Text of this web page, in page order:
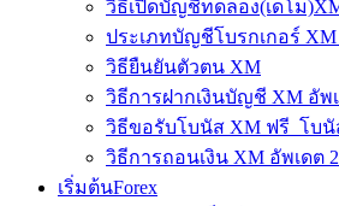
วิธีเปิดบัญชีทดลอง(เดโม
ประเภทบัญชีโบรกเกอร์ XM
วิธียืนยันตัวตน XM
วิธีการฝากเงินบัญชี XM อัพ
วิธีขอรับโบนัส XM ฟรี โบนั
วิธีการถอนเงิน XM อัพเดต
เริ่มต้นForex